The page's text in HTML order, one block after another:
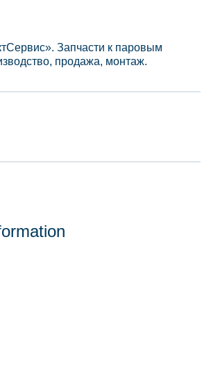
Запчасти к паровым
продажа, монтаж.